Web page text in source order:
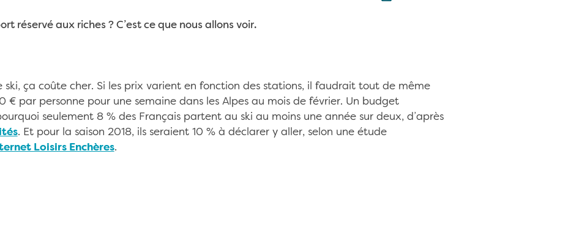
réservé aux riches ? C’est ce que nous allons voir.
ski, ça coûte cher. Si les prix varient en fonction des stations, il faudrait tout de même
€ par personne pour une semaine dans les Alpes au mois de février. Un budget
seulement 8 % des Français partent au ski au moins une année sur deux, d’après
. Et pour la saison 2018, ils seraient 10 % à déclarer y aller, selon une étude
Loisirs Enchères.